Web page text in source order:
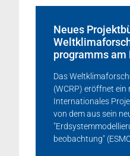
Neues
programms am
Das
(WCRP) eröffnet ein
Internationales
von dem aus sein
beobachtung"